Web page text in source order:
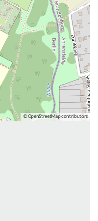
© OpenStreetMap contributors